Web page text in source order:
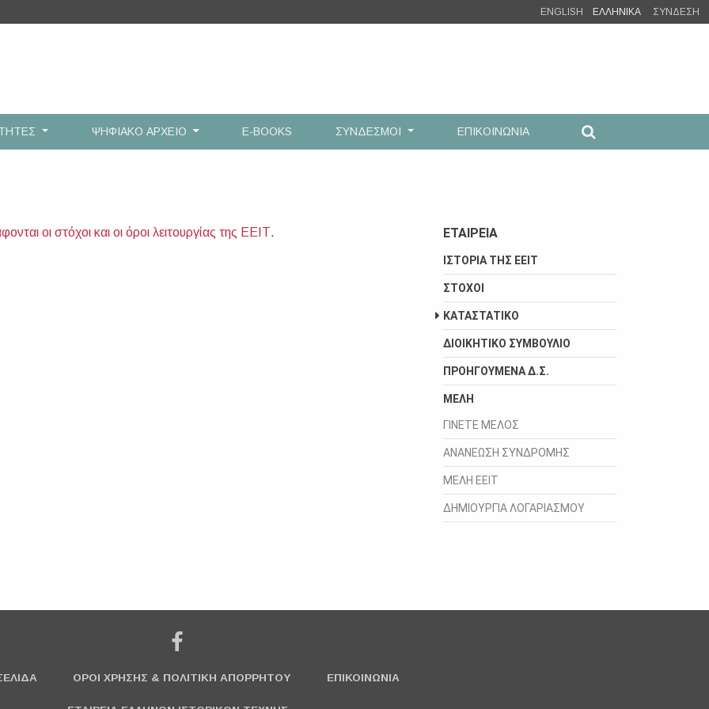
ENGLISH ΕΛΛΗΝΙΚΑ ΣΥΝΔΕΣΗ
ΨΗΦΙΑΚΟ ΑΡΧΕΙΟ E-BOOKS ΣΥΝΔΕΣΜΟΙ ΕΠΙΚΟΙΝΩΝΙΑ
οι στόχοι και οι όροι λειτουργίας της ΕΕΙΤ. ΕΤΑΙΡEΙΑ
ΙΣΤΟΡΙΑ ΤΗΣ ΕΕΙΤ
ΣΤΟΧΟΙ
ΚΑΤΑΣΤΑΤΙΚΟ
ΔΙΟΙΚΗΤΙΚΟ ΣΥΜΒΟΥΛΙΟ
ΠΡΟΗΓΟΥΜΕΝΑ Δ.Σ.
ΜΕΛΗ
ΓΙΝΕΤΕ ΜΕΛΟΣ
ΑΝΑΝΕΩΣΗ ΣΥΝΔΡΟΜΗΣ
ΜΕΛΗ ΕΕΙΤ
ΔΗΜΙΟΥΡΓΙΑ ΛΟΓΑΡΙΑΣΜΟΥ
ΟΡΟΙ ΧΡΗΣΗΣ & ΠΟΛΙΤΙΚΗ ΑΠΟΡΡΗΤΟΥ ΕΠΙΚΟΙΝΩΝΙΑ